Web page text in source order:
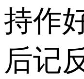
持作
后记